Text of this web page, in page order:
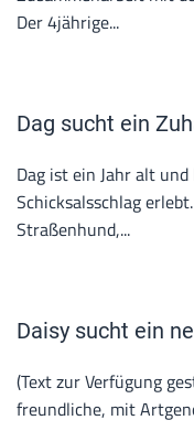
Der 4jährige...
Dag sucht ein
Dag ist ein Jahr alt
Schicksalsschlag
Straßenhund,...
Daisy sucht ein
(Text zur Verfügung
freundliche, mit